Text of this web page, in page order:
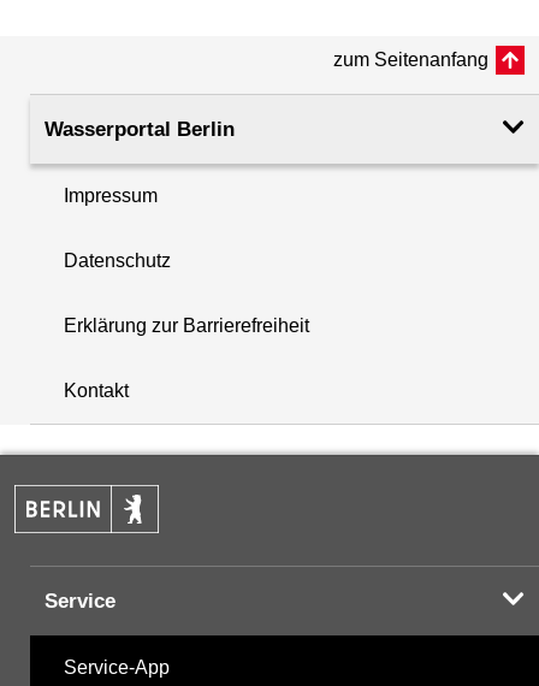
+
−
zum Seitenanfang
Wasserportal Berlin
Impressum
Datenschutz
Erklärung zur Barrierefreiheit
Kontakt
Service
Service-App